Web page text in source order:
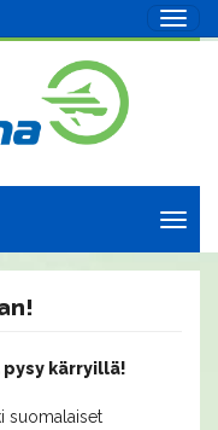
pysy kärryillä!
suomalaiset